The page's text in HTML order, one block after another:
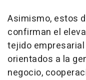
Asimismo, estos
confirman el
tejido
orientados a la
negocio,